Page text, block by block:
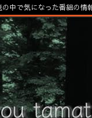
中で気になった番組の情